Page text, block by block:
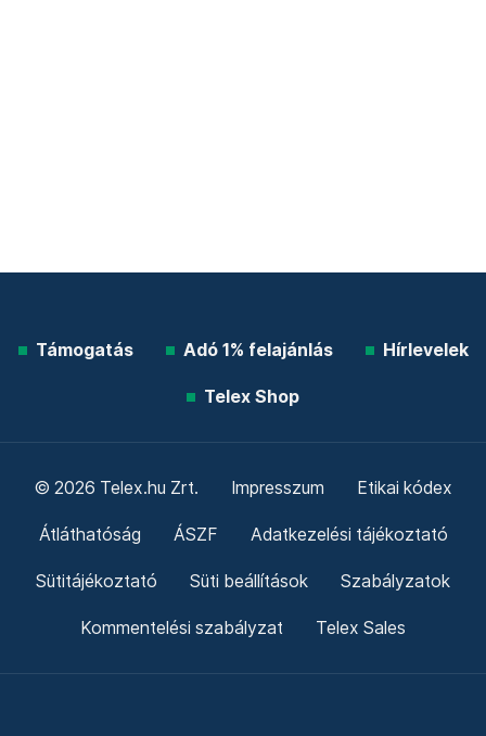
Támogatás Adó 1% felajánlás Hírlevelek
Telex Shop
© 2026 Telex.hu Zrt. Impresszum Etikai kódex
Átláthatóság ÁSZF Adatkezelési tájékoztató
Sütitájékoztató Süti beállítások Szabályzatok
Kommentelési szabályzat Telex Sales